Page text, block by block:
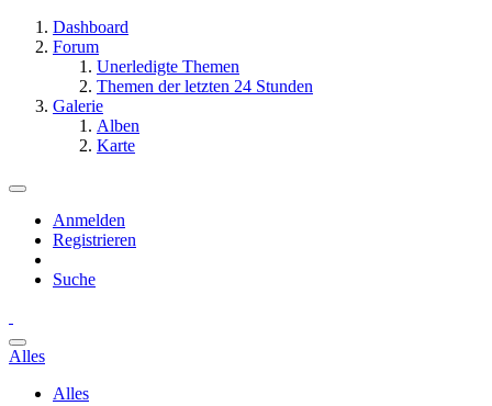
Dashboard
Forum
Unerledigte Themen
Themen der letzten 24 Stunden
Galerie
Alben
Karte
Anmelden
Registrieren
Suche
Alles
Alles